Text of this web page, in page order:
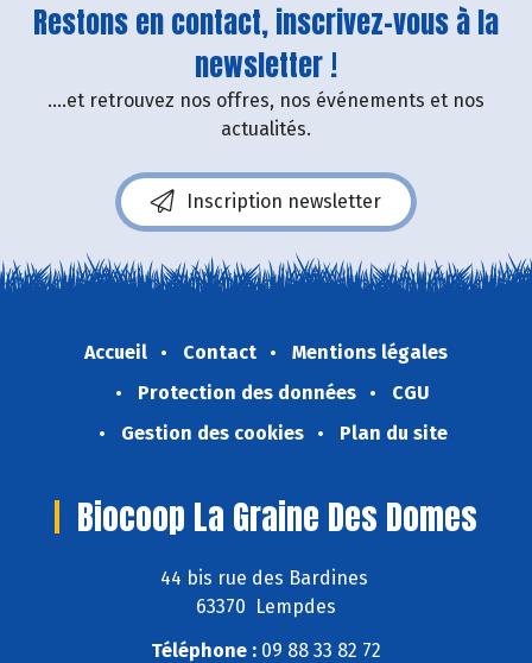
Restons en contact, inscrivez-vous à la
newsletter !
....et retrouvez nos offres, nos événements et nos
actualités.
Inscription newsletter
Accueil Contact
Mentions légales
Protection des données
CGU
Gestion des cookies
Plan du site
Biocoop La Graine Des Domes
44 bis rue des Bardines
63370 Lempdes
Téléphone : 09 88 33 82 72